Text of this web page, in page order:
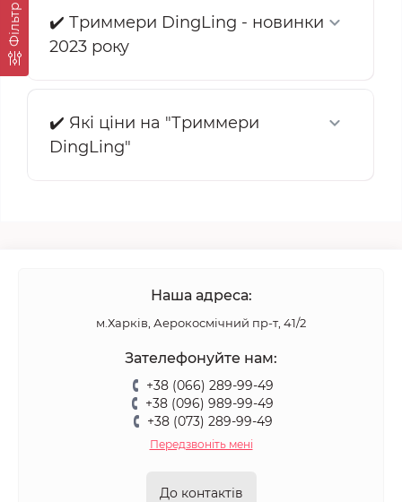
Фільтр
✔️ Триммери DingLing - новинки
2023 року
✔️ Які ціни на "Триммери
DingLing"
Наша адреса:
м.Харків, Аерокосмічний пр-т, 41/2
Зателефонуйте нам:
+38 (066) 289-99-49
+38 (096) 989-99-49
+38 (073) 289-99-49
Передзвоніть мені
До контактів